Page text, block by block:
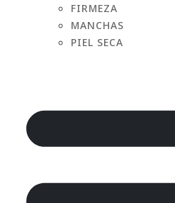
FIRMEZA
MANCHAS
PIEL SECA